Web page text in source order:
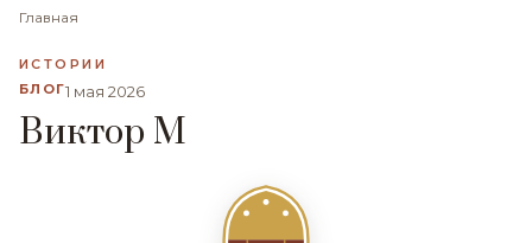
Главная
ИСТОРИИ
БЛОГ1 мая 2026
Виктор М